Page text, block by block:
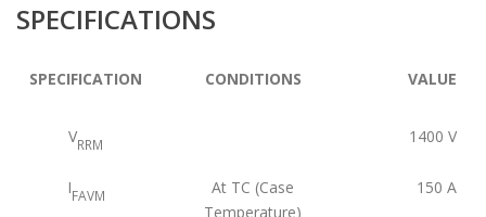
SPECIFICATIONS
SPECIFICATION CONDITIONS VALUE
VRRM 1400 V
IFAVM
At TC (Case
Temperature)
150 A